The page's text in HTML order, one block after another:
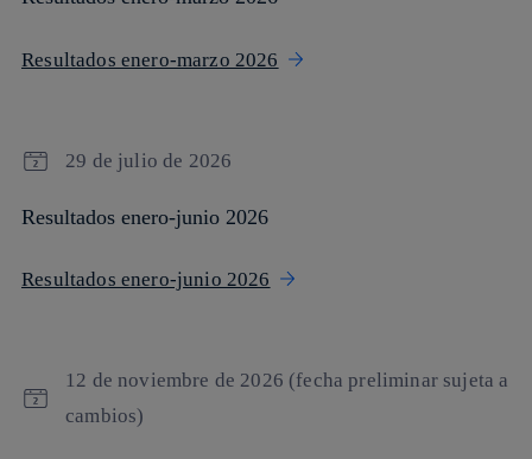
Resultados enero-marzo 2026
29 de julio de 2026
Resultados enero-junio 2026
Resultados enero-junio 2026
12 de noviembre de 2026 (fecha preliminar sujeta a
cambios)